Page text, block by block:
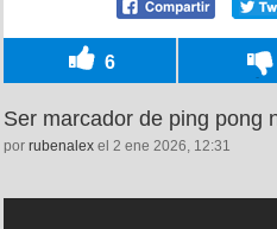
6
Ser marcador de ping pong
por rubenalex el 2 ene 2026, 12:31